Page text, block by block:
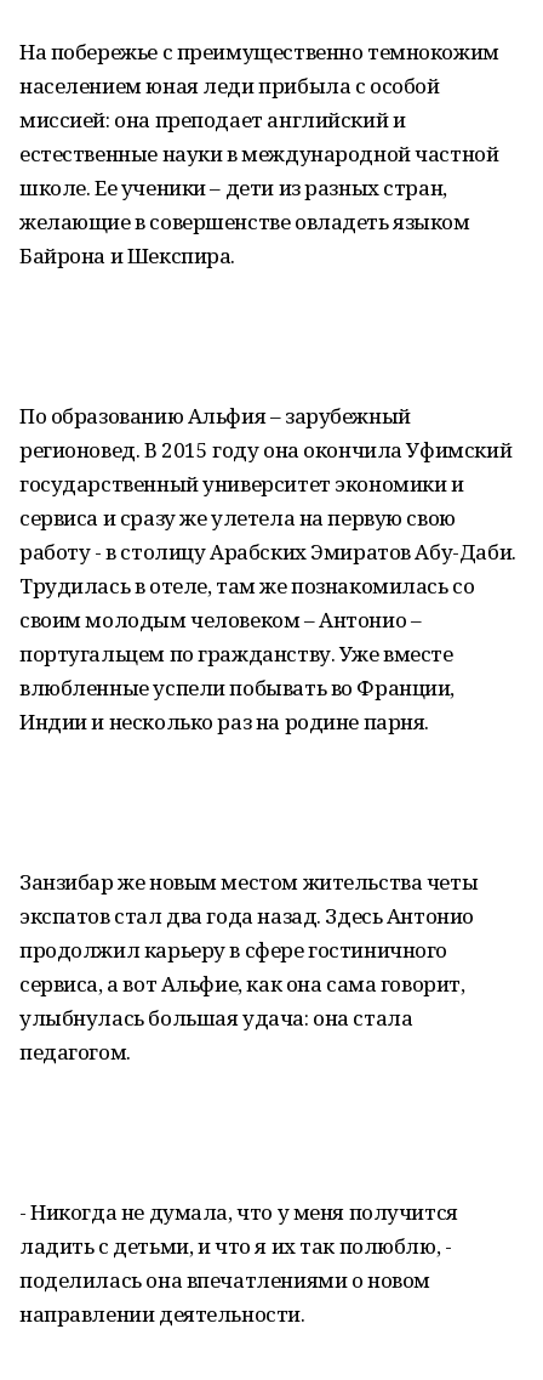
На побережье с преимущественно темнокожим
населением юная леди прибыла с особой
миссией: она преподает английский и
естественные науки в международной частной
школе. Ее ученики – дети из разных стран,
желающие в совершенстве овладеть языком
Байрона и Шекспира.
По образованию Альфия – зарубежный
регионовед. В 2015 году она окончила Уфимский
государственный университет экономики и
сервиса и сразу же улетела на первую свою
работу - в столицу Арабских Эмиратов Абу-Даби.
Трудилась в отеле, там же познакомилась со
своим молодым человеком – Антонио –
португальцем по гражданству. Уже вместе
влюбленные успели побывать во Франции,
Индии и несколько раз на родине парня.
Занзибар же новым местом жительства четы
экспатов стал два года назад. Здесь Антонио
продолжил карьеру в сфере гостиничного
сервиса, а вот Альфие, как она сама говорит,
улыбнулась большая удача: она стала
педагогом.
- Никогда не думала, что у меня получится
ладить с детьми, и что я их так полюблю, -
поделилась она впечатлениями о новом
направлении деятельности.